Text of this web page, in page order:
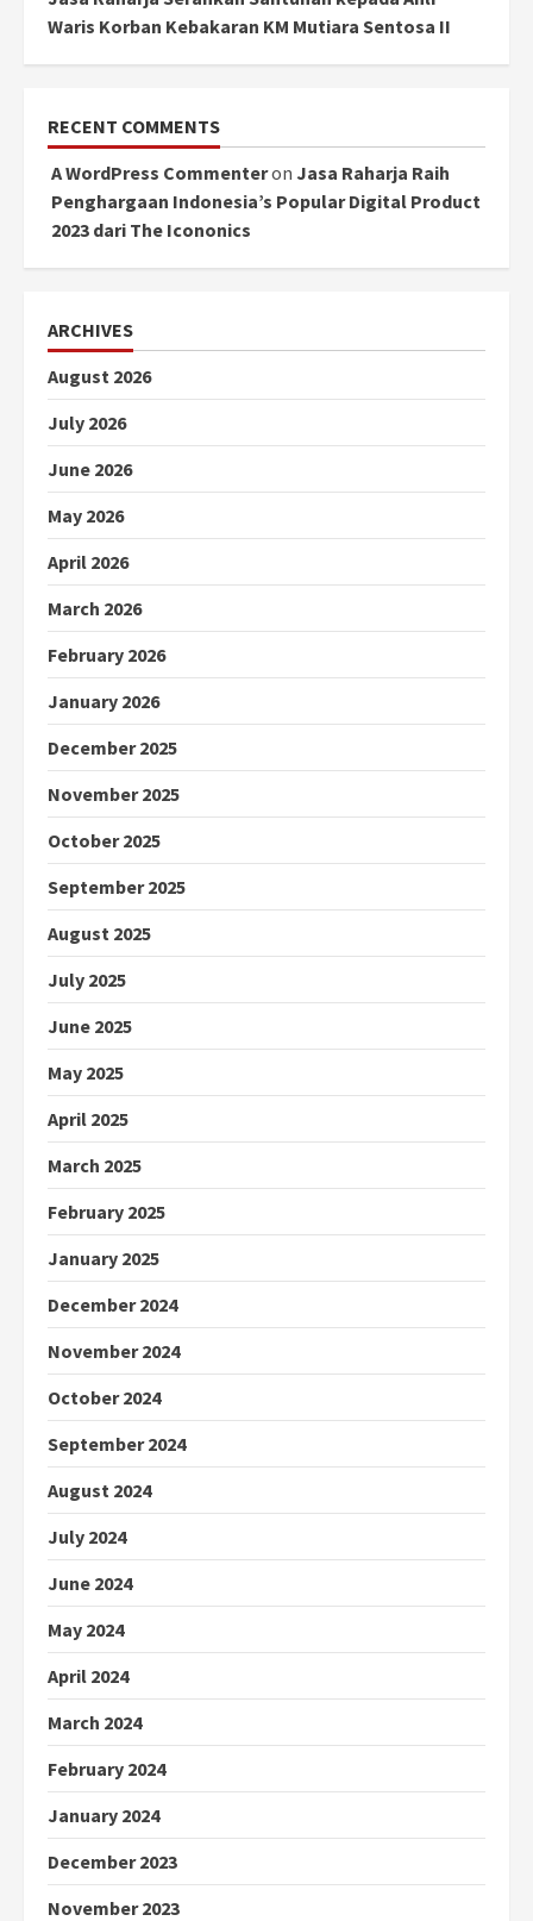
Waris Korban Kebakaran KM Mutiara Sentosa II
RECENT COMMENTS
A WordPress Commenteron Jasa Raharja Raih
Penghargaan Indonesia’s Popular Digital Product
2023 dari The Icononics
ARCHIVES
August 2026
July 2026
June 2026
May 2026
April 2026
March 2026
February 2026
January 2026
December 2025
November 2025
October 2025
September 2025
August 2025
July 2025
June 2025
May 2025
April 2025
March 2025
February 2025
January 2025
December 2024
November 2024
October 2024
September 2024
August 2024
July 2024
June 2024
May 2024
April 2024
March 2024
February 2024
January 2024
December 2023
November 2023